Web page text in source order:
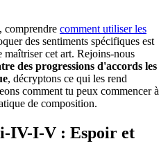
comprendre comment utiliser les
des sentiments spécifiques est
cet art. Rejoins-nous
des progressions d'accords les
, décryptons ce qui les rend
comment tu peux commencer à
de composition.
IV-I-V : Espoir et